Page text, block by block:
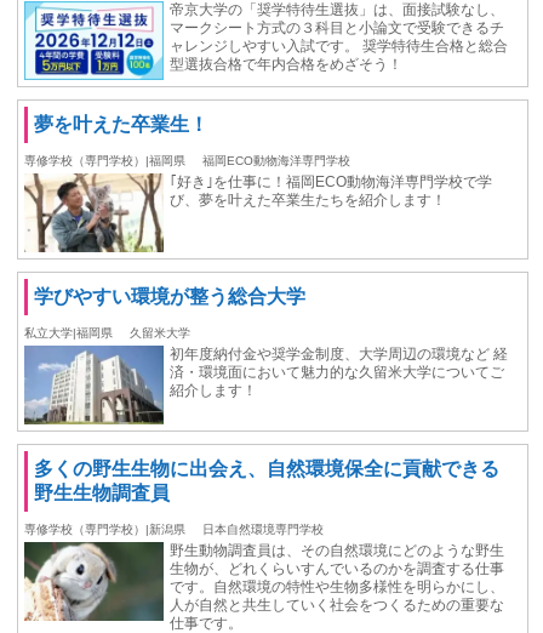
帝京大学の「奨学特待生選抜」は、面接試験なし、
マークシート方式の３科目と小論文で受験できるチ
ャレンジしやすい入試です。 奨学特待生合格と総合
型選抜合格で年内合格をめざそう！
夢を叶えた卒業生！
専修学校（専門学校）|福岡県 福岡ECO動物海洋専門学校
｢好き｣を仕事に！福岡ECO動物海洋専門学校で学
び、夢を叶えた卒業生たちを紹介します！
学びやすい環境が整う総合⼤学
私立大学|福岡県 久留米大学
初年度納付⾦や奨学⾦制度、大学周辺の環境など 経
済・環境⾯において魅力的な久留米大学についてご
紹介します！
多くの野生生物に出会え、自然環境保全に貢献できる
野生生物調査員
専修学校（専門学校）|新潟県 日本自然環境専門学校
野生動物調査員は、その自然環境にどのような野生
生物が、どれくらいすんでいるのかを調査する仕事
です。自然環境の特性や生物多様性を明らかにし、
⼈が⾃然と共⽣していく社会をつくるための重要な
仕事です。